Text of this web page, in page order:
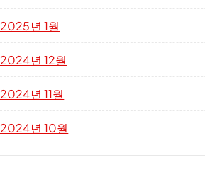
2025년 1월
2024년 12월
2024년 11월
2024년 10월